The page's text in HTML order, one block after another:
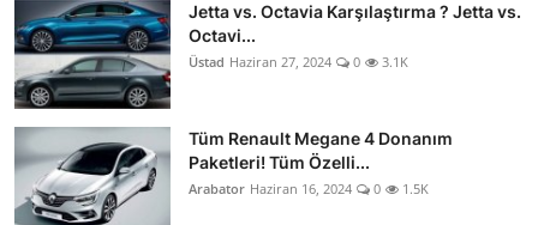
Jetta vs. Octavia Karşılaştırma ? Jetta vs.
Octavi...
Üstad Haziran 27, 2024 0 3.1K
Tüm Renault Megane 4 Donanım
Paketleri! Tüm Özelli...
Arabator Haziran 16, 2024 0 1.5K